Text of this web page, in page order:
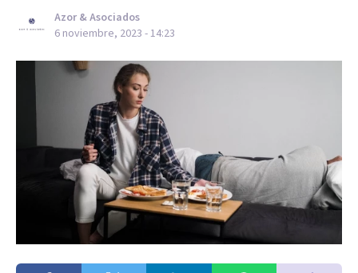
Azor & Asociados
6 noviembre, 2023 - 14:23